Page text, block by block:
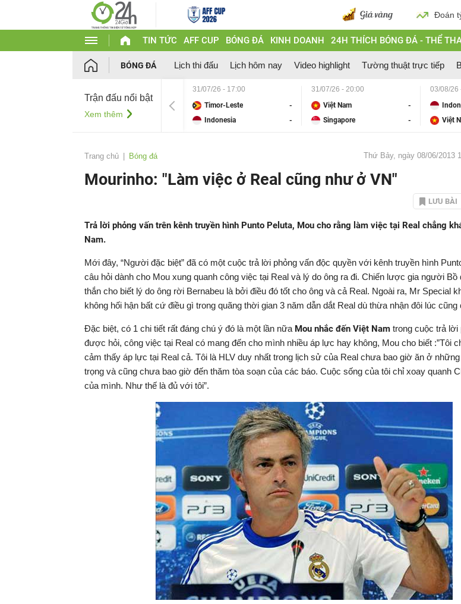
Đoán
TIN TỨC AFF CUP BÓNG ĐÁ KINH DOANH 24H THÍCH BÓNG ĐÁ - THỂ
BÓNG ĐÁ Lịch thi đấu Lịch hôm nay Video highlight Tường thuật trực tiếp
Trận đấu nổi bật
Xem thêm
31/07/26 - 17:00
Timor-Leste
-
Indonesia
-
31/07/26 - 20:00
Việt Nam
-
Singapore
-
03/08/26
Việt
Trang chủ Bóng đá Thứ Bảy, ngày 08/06/2013
Mourinho: "Làm việc ở Real cũng như ở VN"
LƯU BÀI
Trả lời phỏng vấn trên kênh truyền hình Punto Peluta, Mou cho rằng làm việc tại Real chẳng
Nam.
Mới đây, “Người đặc biệt” đã có một cuộc trả lời phỏng vấn độc quyền với kênh truyền hình
câu hỏi dành cho Mou xung quanh công việc tại Real và lý do ông ra đi. Chiến lược gia người Bồ
thắn cho biết lý do ông rời Bernabeu là bởi điều đó tốt cho ông và cả Real. Ngoài ra, Mr Special
không hối hận bất cứ điều gì trong quãng thời gian 3 năm dẫn dắt Real dù thừa nhận đôi lúc
Đặc biệt, có 1 chi tiết rất đáng chú ý đó là một lần nữa Mou nhắc đến Việt Nam trong cuộc trả lời
được hỏi, công việc tại Real có mang đến cho mình nhiều áp lực hay không, Mou cho biết :”Tôi
cảm thấy áp lực tại Real cả. Tôi là HLV duy nhất trong lịch sử của Real chưa bao giờ ăn ở
trọng và cũng chưa bao giờ đến thăm tòa soạn của các báo. Cuộc sống của tôi chỉ xoay quanh
của mình. Như thế là đủ với tôi”.